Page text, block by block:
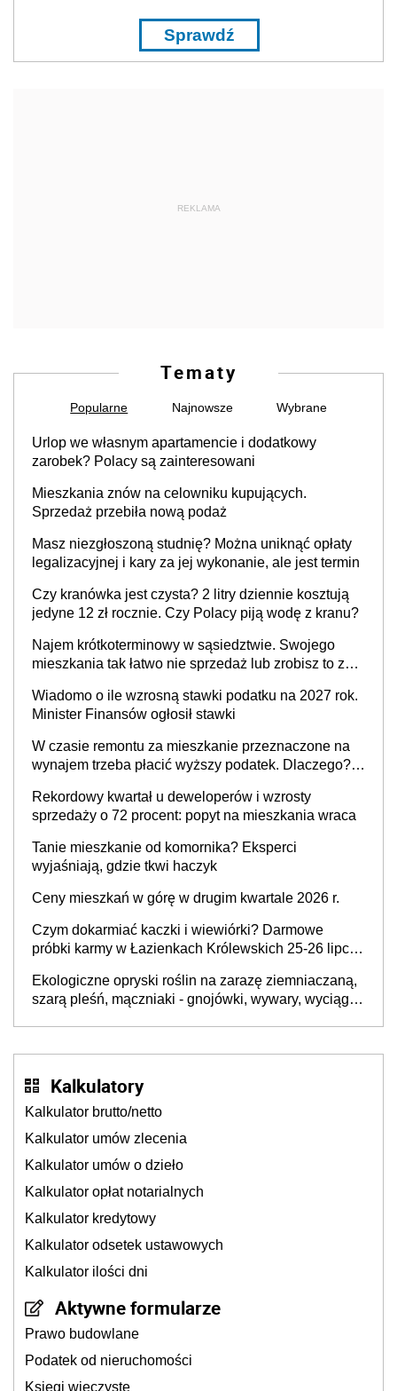
Sprawdź
REKLAMA
Tematy
Popularne Najnowsze Wybrane
Urlop we własnym apartamencie i dodatkowy
zarobek? Polacy są zainteresowani
Mieszkania znów na celowniku kupujących.
Sprzedaż przebiła nową podaż
Masz niezgłoszoną studnię? Można uniknąć opłaty
legalizacyjnej i kary za jej wykonanie, ale jest termin
Czy kranówka jest czysta? 2 litry dziennie kosztują
jedyne 12 zł rocznie. Czy Polacy piją wodę z kranu?
Najem krótkoterminowy w sąsiedztwie. Swojego
mieszkania tak łatwo nie sprzedaż lub zrobisz to ze
Wiadomo o ile wzrosną stawki podatku na 2027 rok.
Minister Finansów ogłosił stawki
W czasie remontu za mieszkanie przeznaczone na
wynajem trzeba płacić wyższy podatek. Dlaczego?
Rekordowy kwartał u deweloperów i wzrosty
sprzedaży o 72 procent: popyt na mieszkania wraca
Tanie mieszkanie od komornika? Eksperci
wyjaśniają, gdzie tkwi haczyk
Ceny mieszkań w górę w drugim kwartale 2026 r.
Czym dokarmiać kaczki i wiewiórki? Darmowe
próbki karmy w Łazienkach Królewskich 25-26 lipca
Ekologiczne opryski roślin na zarazę ziemniaczaną,
szarą pleśń, mączniaki - gnojówki, wywary, wyciągi.
Kalkulatory
Kalkulator brutto/netto
Kalkulator umów zlecenia
Kalkulator umów o dzieło
Kalkulator opłat notarialnych
Kalkulator kredytowy
Kalkulator odsetek ustawowych
Kalkulator ilości dni
Aktywne formularze
Prawo budowlane
Podatek od nieruchomości
Księgi wieczyste